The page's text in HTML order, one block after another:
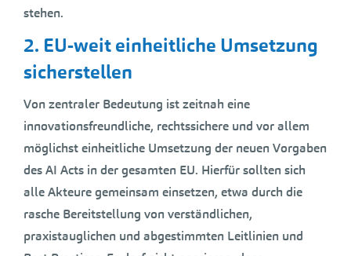
stehen.
2. EU-weit einheitliche Umsetzung
sicherstellen
Von zentraler Bedeutung ist zeitnah eine
innovationsfreundliche, rechtssichere und vor allem
möglichst einheitliche Umsetzung der neuen Vorgaben
des AI Acts in der gesamten EU. Hierfür sollten sich
alle Akteure gemeinsam einsetzen, etwa durch die
rasche Bereitstellung von verständlichen,
praxistauglichen und abgestimmten Leitlinien und